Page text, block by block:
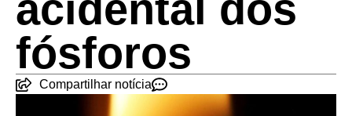
fósforos
Compartilhar notícia